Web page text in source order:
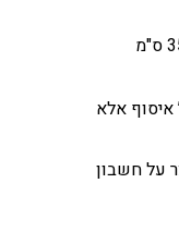
איסוף אלא
על חשבון